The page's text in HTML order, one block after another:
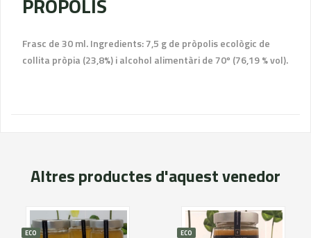
Frasc de 30 ml. Ingredients: 7,5 g de pròpolis ecològic de
collita pròpia (23,8%) i alcohol alimentàri de 70º (76,19 % vol).
Altres productes d'aquest venedor
ECO ECO